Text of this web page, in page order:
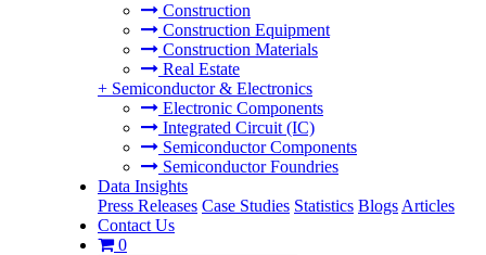
Construction
Construction Equipment
Construction Materials
Real Estate
+ Semiconductor & Electronics
Electronic Components
Integrated Circuit (IC)
Semiconductor Components
Semiconductor Foundries
Data Insights
Press Releases Case Studies Statistics Blogs Articles
Contact Us
0